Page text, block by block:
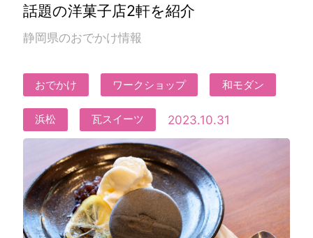
話題の洋菓子店2軒を紹介
静岡県のおでかけ情報
おでかけ ワークショップ 和モダン
浜松 瓦スイーツ 2023.10.31